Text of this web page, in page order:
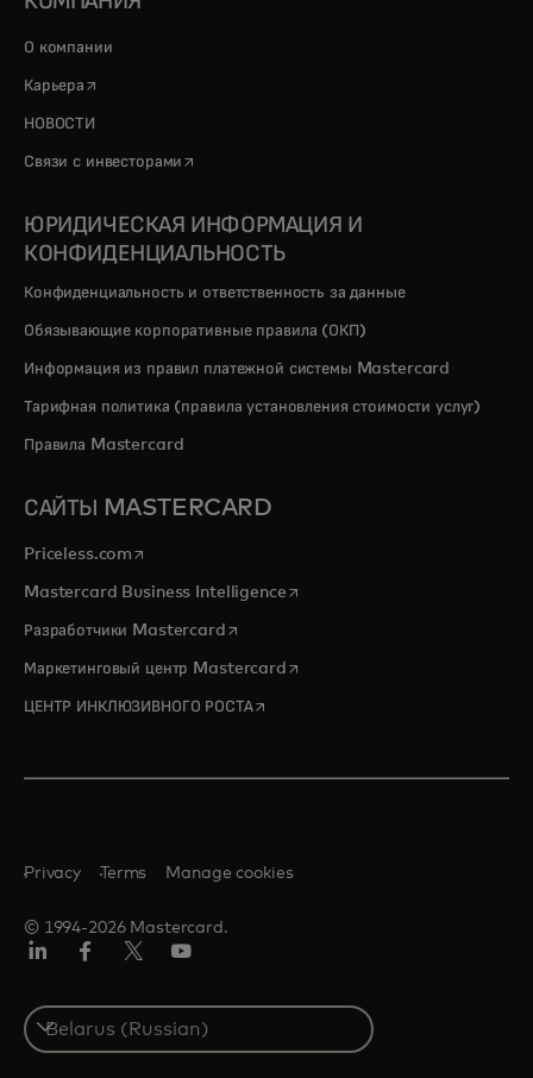
О компании
Карьера opens in a new tab
НОВОСТИ
Связи с инвесторами opens in a new tab
ЮРИДИЧЕСКАЯ ИНФОРМАЦИЯ И
КОНФИДЕНЦИАЛЬНОСТЬ
Конфиденциальность и ответственность за данные
Обязывающие корпоративные правила (ОКП)
Информация из правил платежной системы Mastercard
Тарифная политика (правила установления стоимости услуг)
Правила Mastercard
САЙТЫ MASTERCARD
Priceless.com opens in a new tab
Mastercard Business Intelligenceopens in a new tab
Разработчики Mastercardopens in a new tab
Маркетинговый центр Mastercardopens in a new tab
ЦЕНТР ИНКЛЮЗИВНОГО РОСТАopens in a new tab
© 1994-2026 Mastercard.
Privacy Terms Manage cookies
Select
a
country
Twitter)